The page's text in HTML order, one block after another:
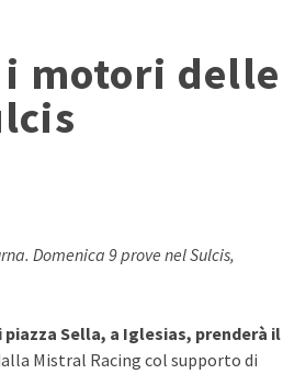
i motori delle
Domenica 9 prove nel Sulcis,
Sella, a Iglesias, prenderà il
Mistral Racing col supporto di